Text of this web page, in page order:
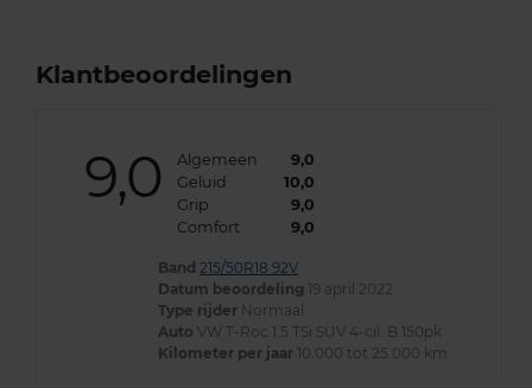
Klantbeoordelingen
9,0 Algemeen
9,0
Geluid
10,0
Grip
9,0
Comfort
9,0
Band 215/50R18 92V
Datum beoordeling 19 april 2022
Type rijder Normaal
Auto VW T-Roc 1.5 TSi SUV 4-cil. B 150pk
Kilometer per jaar 10.000 tot 25.000 km